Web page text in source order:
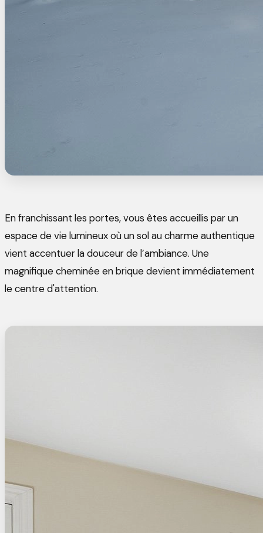
En franchissant les portes, vous êtes accueillis par un
espace de vie lumineux où un sol au charme authentique
vient accentuer la douceur de l’ambiance. Une
magnifique cheminée en brique devient immédiatement
le centre d'attention.